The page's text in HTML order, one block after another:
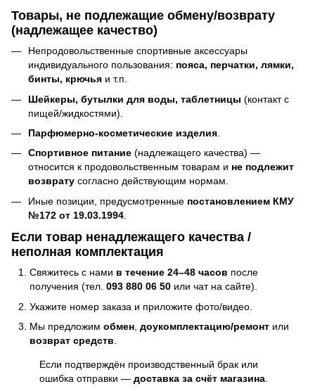
Товары, не подлежащие обмену/возврату
(надлежащее качество)
Непродовольственные спортивные аксессуары
индивидуального пользования: пояса, перчатки, лямки,
бинты, крючья и т.п.
Шейкеры, бутылки для воды, таблетницы (контакт с
пищей/жидкостями).
Парфюмерно-косметические изделия
Спортивное питание (надлежащего качества) —
относится к продовольственным товарам и не подлежит
возврату согласно действующим нормам.
Иные позиции, предусмотренные постановлением КМУ
№172 от 19.03.1994
Если товар ненадлежащего качества /
неполная комплектация
Свяжитесь с нами в течение 24–48 часов после
получения (тел. 093 880 06 50 или чат на сайте).
Укажите номер заказа и приложите фото/видео.
Мы предложим обмен доукомплектацию/ремонт или
возврат средств
Если подтверждён производственный брак или
ошибка отправки — доставка за счёт магазина